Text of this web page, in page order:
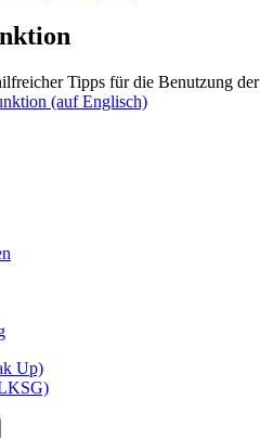
Tipps für die Benutzung
(auf Englisch)
Up)